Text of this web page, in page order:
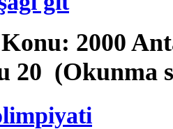
Konu: 2000
20 (Okunma